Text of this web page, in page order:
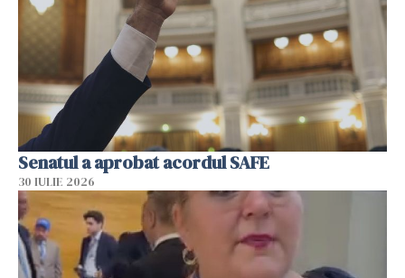
Senatul a aprobat acordul SAFE
30 IULIE 2026